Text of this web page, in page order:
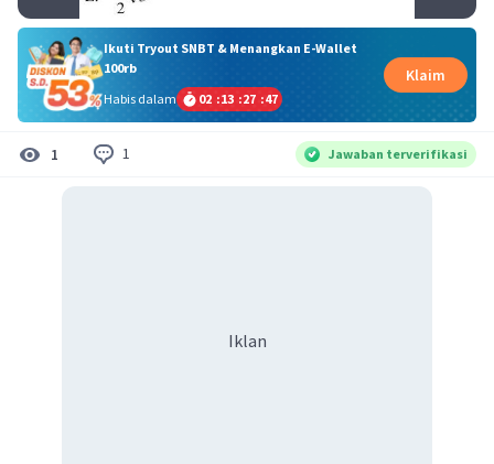
Ikuti Tryout SNBT & Menangkan E-Wallet
100rb
Habis dalam
02 :13 :27 :47
Klaim
1 1 Jawaban terverifikasi
Iklan